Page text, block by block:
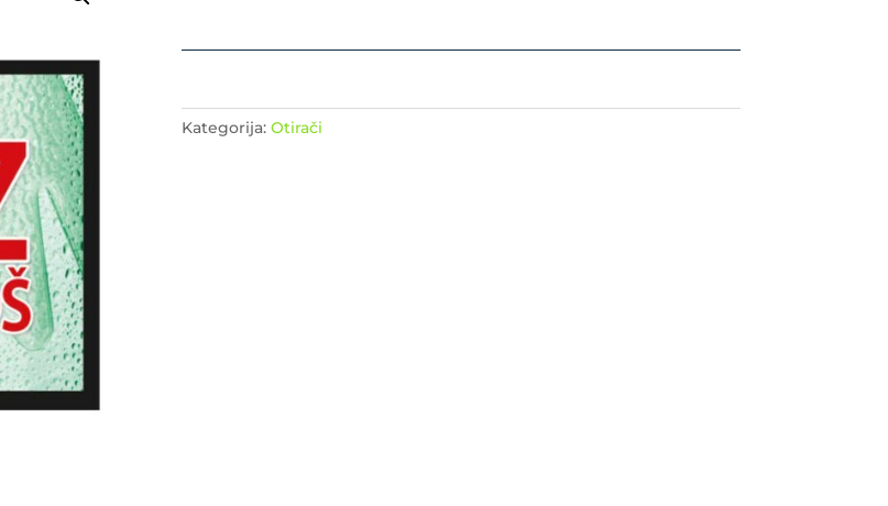
Kategorija: Otirači